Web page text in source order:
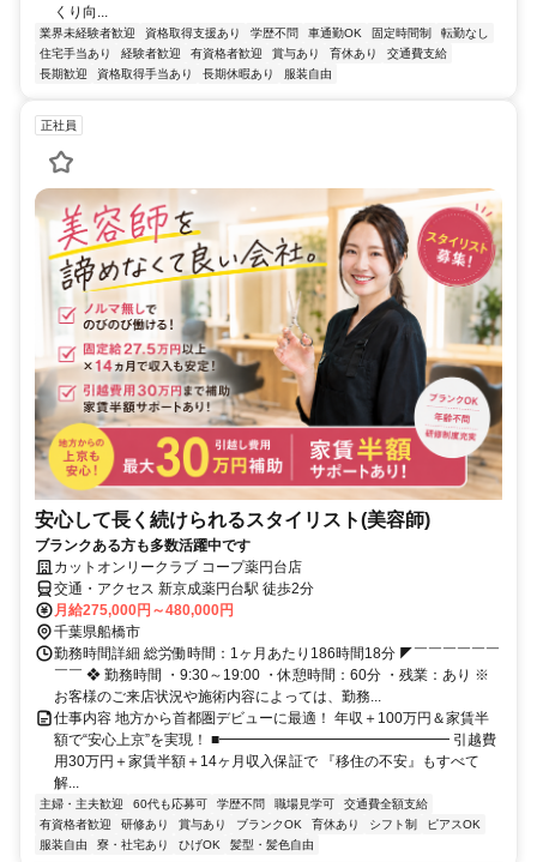
くり向...
業界未経験者歓迎 資格取得支援あり 学歴不問 車通勤OK 固定時間制
転勤なし
住宅手当あり
経験者歓迎 有資格者歓迎 賞与あり 育休あり
交通費支給
長期歓迎
資格取得手当あり 長期休暇あり 服装自由
正社員
安心して長く続けられるスタイリスト(美容師)
ブランクある方も多数活躍中です
カットオンリークラブ コープ薬円台店
交通・アクセス 新京成薬円台駅 徒歩2分
月給275,000円～480,000円
千葉県船橋市
勤務時間詳細 総労働時間：1ヶ月あたり186時間18分 ◤￣￣￣￣￣￣
￣￣ ❖ 勤務時間 ・9:30～19:00 ・休憩時間：60分 ・残業：あり ※
お客様のご来店状況や施術内容によっては、勤務...
仕事内容 地方から首都圏デビューに最適！ 年収＋100万円＆家賃半
額で“安心上京”を実現！ ■━━━━━━━━━━━━━━━━ 引越費
用30万円＋家賃半額＋14ヶ月収入保証で 『移住の不安』もすべて
解...
主婦・主夫歓迎 60代も応募可 学歴不問 職場見学可
交通費全額支給
有資格者歓迎
研修あり 賞与あり ブランクOK 育休あり シフト制
ピアスOK
服装自由
寮・社宅あり ひげOK 髪型・髪色自由